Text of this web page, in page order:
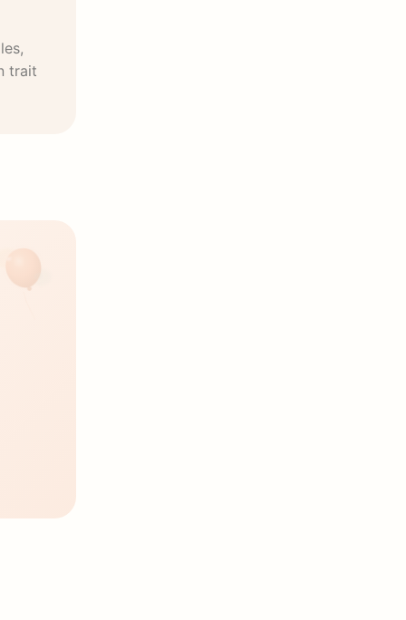
trait